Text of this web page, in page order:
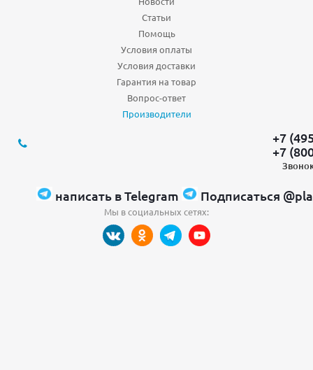
Статьи
Помощь
Условия оплаты
Условия доставки
Гарантия на товар
Вопрос-ответ
Производители
+7
+7
написать в Telegram Подписаться
Мы в социальных сетях: